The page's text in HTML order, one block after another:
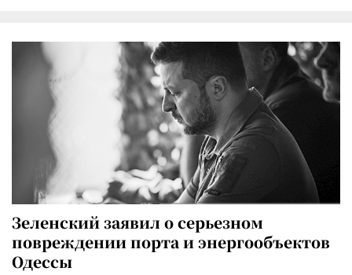
Зеленский заявил о серьезном
повреждении порта и энергообъектов
Одессы